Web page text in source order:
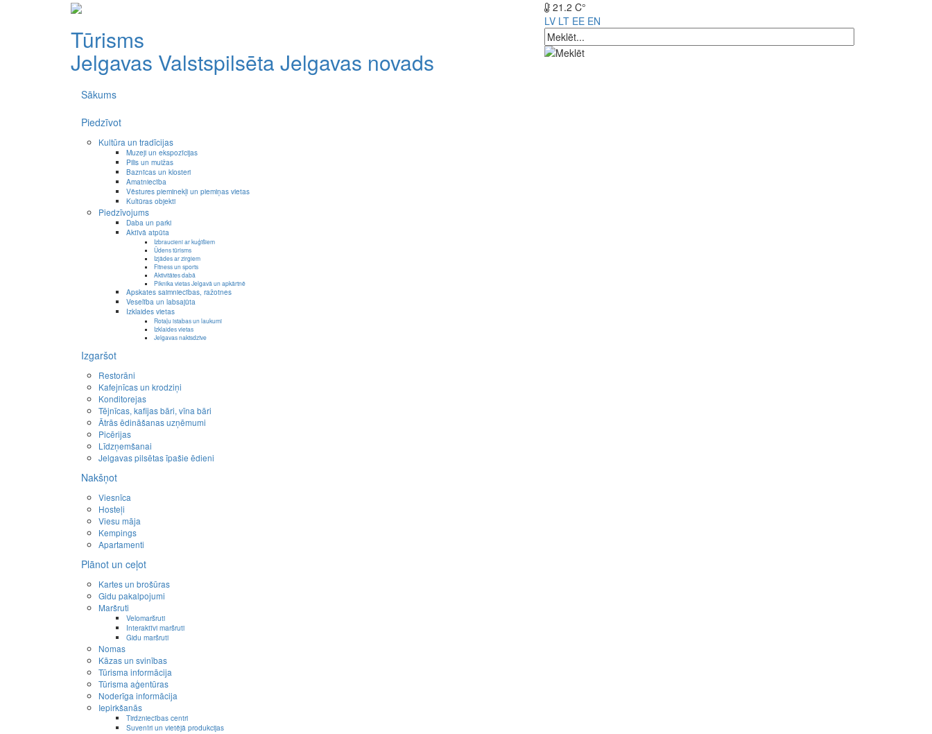
Tūrisms
Jelgavas Valstspilsēta Jelgavas novads
21.2 C°
LV LT EE EN
Sākums
Piedzīvot
Kultūra un tradīcijas
Muzeji un ekspozīcijas
Pilis un muižas
Baznīcas un klosteri
Amatniecība
Vēstures pieminekļi un piemiņas vietas
Kultūras objekti
Piedzīvojums
Daba un parki
Aktīvā atpūta
Izbraucieni ar kuģīšiem
Ūdens tūrisms
Izjādes ar zirgiem
Fitness un sports
Aktivitātes dabā
Piknika vietas Jelgavā un apkārtnē
Apskates saimniecības, ražotnes
Veselība un labsajūta
Izklaides vietas
Rotaļu istabas un laukumi
Izklaides vietas
Jelgavas naktsdzīve
Izgaršot
Restorāni
Kafejnīcas un krodziņi
Konditorejas
Tējnīcas, kafijas bāri, vīna bāri
Ātrās ēdināšanas uzņēmumi
Picērijas
Līdzņemšanai
Jelgavas pilsētas īpašie ēdieni
Nakšņot
Viesnīca
Hosteļi
Viesu māja
Kempings
Apartamenti
Plānot un ceļot
Kartes un brošūras
Gidu pakalpojumi
Maršruti
Velomaršruti
Interaktīvi maršruti
Gidu maršruti
Nomas
Kāzas un svinības
Tūrisma informācija
Tūrisma aģentūras
Noderīga informācija
Iepirkšanās
Tirdzniecības centri
Suvenīri un vietējā produkcijas